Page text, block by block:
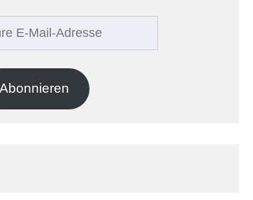
Abonnieren